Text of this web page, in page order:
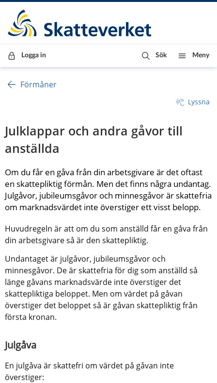
Till innehåll
Till navigationen
Till chattrobot
Logga in Sök Meny
Förmåner
Lyssna
Julklappar och andra gåvor till
anställda
Om du får en gåva från din arbetsgivare är det oftast
en skattepliktig förmån. Men det finns några undantag.
Julgåvor, jubileumsgåvor och minnesgåvor är skattefria
om marknadsvärdet inte överstiger ett visst belopp.
Huvudregeln är att om du som anställd får en gåva från
din arbetsgivare så är den skattepliktig.
Undantaget är julgåvor, jubileumsgåvor och
minnesgåvor. De är skattefria för dig som anställd så
länge gåvans marknadsvärde inte överstiger det
skattepliktiga beloppet. Men om värdet på gåvan
överstiger det beloppet så är gåvan skattepliktig från
första kronan.
Julgåva
En julgåva är skattefri om värdet på gåvan inte
överstiger: